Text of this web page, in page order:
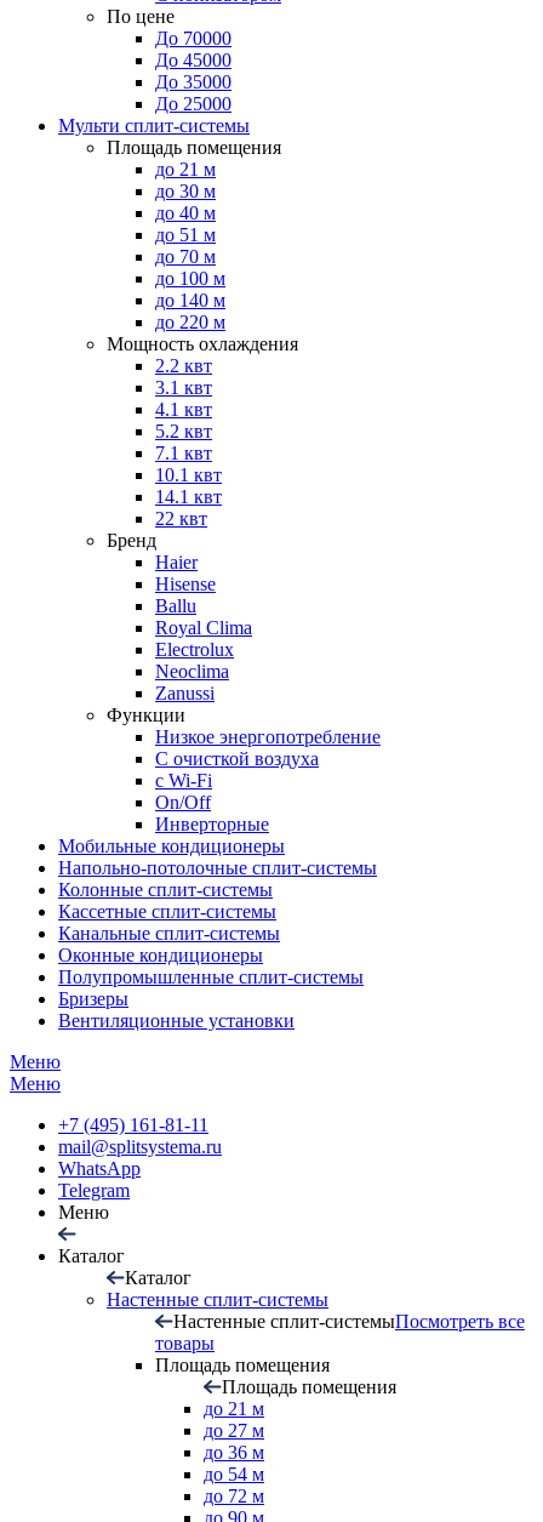
По цене
До 70000
До 45000
До 35000
До 25000
Мульти сплит-системы
Площадь помещения
до 21 м
до 30 м
до 40 м
до 51 м
до 70 м
до 100 м
до 140 м
до 220 м
Мощность охлаждения
2.2 квт
3.1 квт
4.1 квт
5.2 квт
7.1 квт
10.1 квт
14.1 квт
22 квт
Бренд
Haier
Hisense
Ballu
Royal Clima
Electrolux
Neoclima
Zanussi
Функции
Низкое энергопотребление
С очисткой воздуха
с Wi-Fi
On/Off
Инверторные
Мобильные кондиционеры
Напольно-потолоч​ные ​сплит-системы
Колонные ​​сплит-системы
Кассетные сплит-системы
Канальные сплит-системы
Оконные кондиционеры
Полупромышленные сплит-системы
Бризеры
Вентиляционные установки
Меню
Меню
+7 (495) 161-81-11
mail@splitsystema.ru
WhatsApp
Telegram
Меню
Каталог
Каталог
Настенные сплит-системы
Настенные сплит-системыПосмотреть все
товары
Площадь помещения
Площадь помещения
до 21 м
до 27 м
до 36 м
до 54 м
до 72 м
до 90 м